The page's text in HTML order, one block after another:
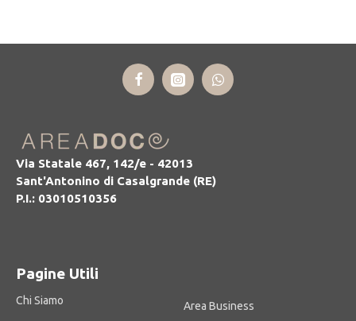
Via Statale 467, 142/e - 42013
Sant'Antonino di Casalgrande (RE)
P.I.: 03010510356
Pagine Utili
Chi Siamo Area Business